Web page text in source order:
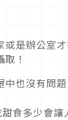
是辦公室
！
也沒有問題
食多少會